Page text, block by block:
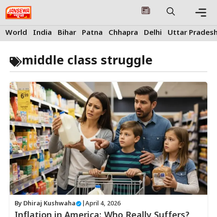
Skip
to
content
World India Bihar Patna Chhapra Delhi Uttar
middle class struggle
By Dhiraj Kushwaha April 4, 2026